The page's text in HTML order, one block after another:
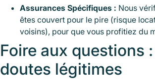
Assurances Spécifiques : Nous
êtes couvert pour le pire (risque
voisins), pour que vous profitiez du
Foire aux questions
doutes légitimes